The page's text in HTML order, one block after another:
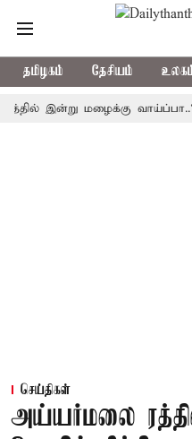
தமிழகம் தேசியம்
இன்று மழைக்கு வாய்ப்பா..?
செய்திகள்
அய்யர்மலை